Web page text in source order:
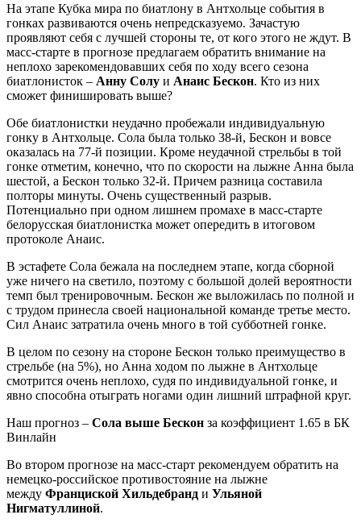
На этапе Кубка мира по биатлону в Антхольце события в
гонках развиваются очень непредсказуемо. Зачастую
проявляют себя с лучшей стороны те, от кого этого не ждут. В
масс-старте в прогнозе предлагаем обратить внимание на
неплохо зарекомендовавших себя по ходу всего сезона
биатлонисток – Анну Солу и Анаис Бескон. Кто из них
сможет финишировать выше?
Обе биатлонистки неудачно пробежали индивидуальную
гонку в Антхольце. Сола была только 38-й, Бескон и вовсе
оказалась на 77-й позиции. Кроме неудачной стрельбы в той
гонке отметим, конечно, что по скорости на лыжне Анна была
шестой, а Бескон только 32-й. Причем разница составила
полторы минуты. Очень существенный разрыв.
Потенциально при одном лишнем промахе в масс-старте
белорусская биатлонистка может опередить в итоговом
протоколе Анаис.
В эстафете Сола бежала на последнем этапе, когда сборной
уже ничего на светило, поэтому с большой долей вероятности
темп был тренировочным. Бескон же выложилась по полной и
с трудом принесла своей национальной команде третье место.
Сил Анаис затратила очень много в той субботней гонке.
В целом по сезону на стороне Бескон только преимущество в
стрельбе (на 5%), но Анна ходом по лыжне в Антхольце
смотрится очень неплохо, судя по индивидуальной гонке, и
явно способна отыграть ногами один лишний штрафной круг.
Наш прогноз – Сола выше Бескон за коэффициент 1.65 в БК
Винлайн
Во втором прогнозе на масс-старт рекомендуем обратить на
немецко-российское противостояние на лыжне
между Франциской Хильдебранд и Ульяной
Нигматуллиной.